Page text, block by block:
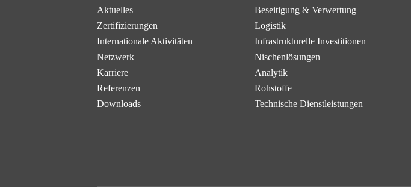
Aktuelles
Zertifizierungen
Internationale Aktivitäten
Netzwerk
Karriere
Referenzen
Downloads
Beseitigung & Verwertung
Logistik
Infra­strukturelle Investitionen
Nischen­lösungen
Analytik
Rohstoffe
Technische Dienstleistungen